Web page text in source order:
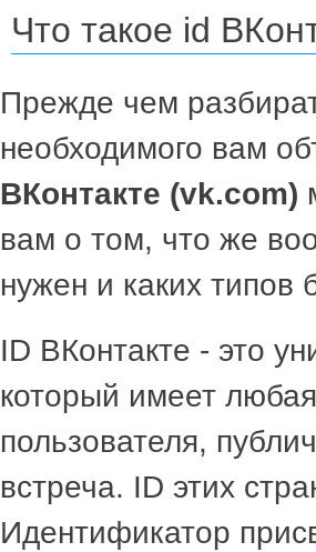
Что такое id
Прежде чем
необходимого вам
ВКонтакте (vk.com)
вам о том, что же
нужен и каких типов
ID ВКонтакте - это
который имеет
пользователя,
встреча. ID этих
Идентификатор